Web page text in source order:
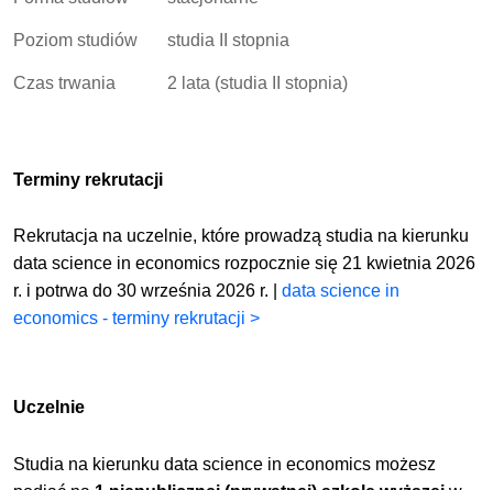
Poziom studiów studia II stopnia
Czas trwania 2 lata (studia II stopnia)
Terminy rekrutacji
Rekrutacja na uczelnie, które prowadzą studia na kierunku
data science in economics rozpocznie się 21 kwietnia 2026
r. i potrwa do 30 września 2026 r. |data science in
economics - terminy rekrutacji >
Uczelnie
Studia na kierunku data science in economics możesz